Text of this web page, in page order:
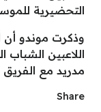
التحضيرية
وذكرت موندو أن
اللاعبين
مدريد مع الفريق
Share